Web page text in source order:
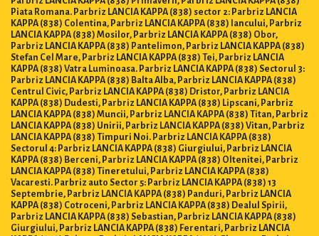
Piata Romana. Parbriz LANCIA KAPPA (838) sector 2: Parbriz LANCIA
KAPPA (838) Colentina, Parbriz LANCIA KAPPA (838) Iancului, Parbriz
LANCIA KAPPA (838) Mosilor, Parbriz LANCIA KAPPA (838) Obor,
Parbriz LANCIA KAPPA (838) Pantelimon, Parbriz LANCIA KAPPA (838)
Stefan Cel Mare, Parbriz LANCIA KAPPA (838) Tei, Parbriz LANCIA
KAPPA (838) Vatra Luminoasa. Parbriz LANCIA KAPPA (838) Sectorul 3:
Parbriz LANCIA KAPPA (838) Balta Alba, Parbriz LANCIA KAPPA (838)
Centrul Civic, Parbriz LANCIA KAPPA (838) Dristor, Parbriz LANCIA
KAPPA (838) Dudesti, Parbriz LANCIA KAPPA (838) Lipscani, Parbriz
LANCIA KAPPA (838) Muncii, Parbriz LANCIA KAPPA (838) Titan, Parbriz
LANCIA KAPPA (838) Unirii, Parbriz LANCIA KAPPA (838) Vitan, Parbriz
LANCIA KAPPA (838) Timpuri Noi. Parbriz LANCIA KAPPA (838)
Sectorul 4: Parbriz LANCIA KAPPA (838) Giurgiului, Parbriz LANCIA
KAPPA (838) Berceni, Parbriz LANCIA KAPPA (838) Oltenitei, Parbriz
LANCIA KAPPA (838) Tineretului, Parbriz LANCIA KAPPA (838)
Vacaresti. Parbriz auto Sector 5: Parbriz LANCIA KAPPA (838) 13
Septembrie, Parbriz LANCIA KAPPA (838) Panduri, Parbriz LANCIA
KAPPA (838) Cotroceni, Parbriz LANCIA KAPPA (838) Dealul Spirii,
Parbriz LANCIA KAPPA (838) Sebastian, Parbriz LANCIA KAPPA (838)
Giurgiului, Parbriz LANCIA KAPPA (838) Ferentari, Parbriz LANCIA